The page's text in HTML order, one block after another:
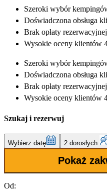
Szeroki wybór
Doświadczona obsługa
Brak opłaty rezerwacyjnej
Wysokie oceny klientów
Szeroki wybór
Doświadczona obsługa
Brak opłaty rezerwacyjnej
Wysokie oceny klientów
Szukaj i rezerwuj
Wybierz datę 2 dorosłych
Pokaż
Od: